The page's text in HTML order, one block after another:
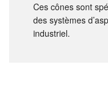
Ces cônes sont
des systèmes
industriel.